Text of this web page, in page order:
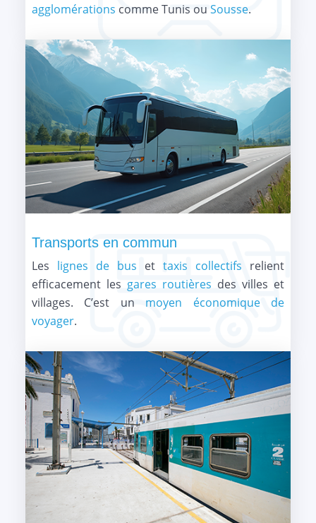
agglomérations comme Tunis ou Sousse.
Transports en commun
Les lignes de bus ettaxis collectifs relient
efficacement les gares routières des villes et
villages. C’est un moyen économique de
voyager.